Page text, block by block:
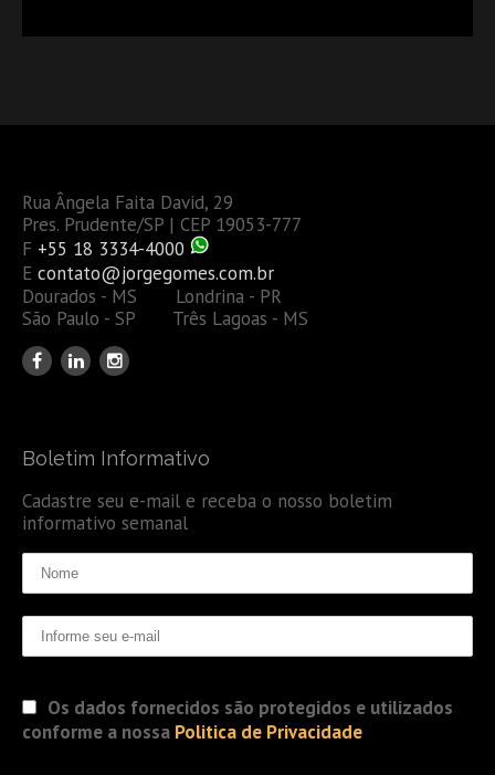
Rua Ângela Faita David, 29
Pres. Prudente/SP | CEP 19053-777
F +55 18 3334-4000
E contato@jorgegomes.com.br
Dourados - MS Londrina - PR
São Paulo - SP Três Lagoas - MS
Boletim Informativo
Cadastre seu e-mail e receba o nosso boletim
informativo semanal
Os dados fornecidos são protegidos e utilizados
conforme a nossa Politica de Privacidade